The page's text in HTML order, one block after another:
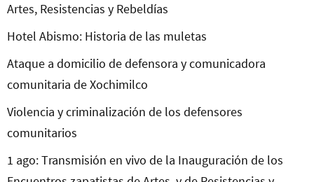
Artes, Resistencias y Rebeldías
Hotel Abismo: Historia de las muletas
Ataque a domicilio de defensora y comunicadora
comunitaria de Xochimilco
Violencia y criminalización de los defensores
comunitarios
1 ago: Transmisión en vivo de la Inauguración de los